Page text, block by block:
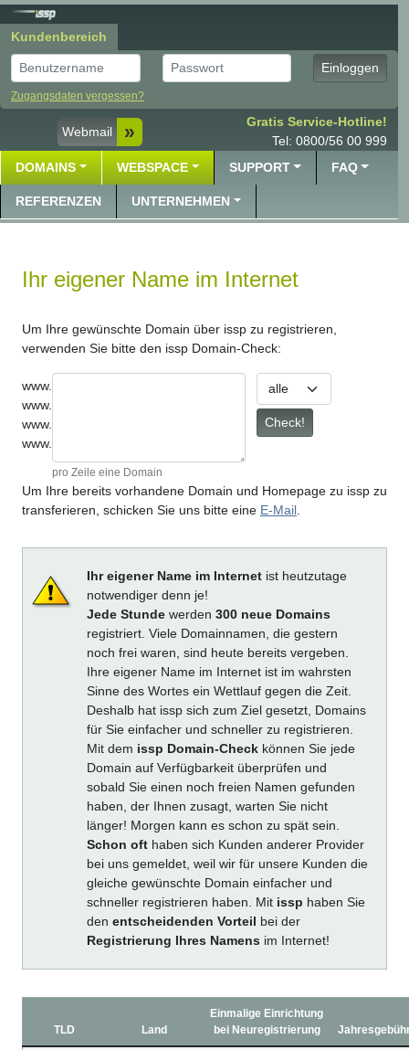
Kundenbereich
Benutzer
Passwort Einloggen
Zugangsdaten vergessen?
Webmail
Gratis Service-Hotline!
Tel: 0800/56 00 999
DOMAINS
WEBSPACE SUPPORT FAQ
REFERENZEN UNTERNEHMEN
Ihr eigener Name im Internet
Um Ihre gewünschte Domain über issp zu registrieren,
verwenden Sie bitte den issp Domain-Check:
www.
www.
www.
www.
pro Zeile eine Domain
Top Level Domain
Check!
Um Ihre bereits vorhandene Domain und Homepage zu issp zu
transferieren, schicken Sie uns bitte eine E-Mail
Ihr eigener Name im Internet ist heutzutage
notwendiger denn je!
Jede Stunde werden 300 neue Domains
registriert. Viele Domainnamen, die gestern
noch frei waren, sind heute bereits vergeben.
Ihre eigener Name im Internet ist im wahrsten
Sinne des Wortes ein Wettlauf gegen die Zeit.
Deshalb hat issp sich zum Ziel gesetzt, Domains
für Sie einfacher und schneller zu registrieren.
Mit dem issp Domain-Check können Sie jede
Domain auf Verfügbarkeit überprüfen und
sobald Sie einen noch freien Namen gefunden
haben, der Ihnen zusagt, warten Sie nicht
länger! Morgen kann es schon zu spät sein.
Schon oft haben sich Kunden anderer Provider
bei uns gemeldet, weil wir für unsere Kunden die
gleiche gewünschte Domain einfacher und
schneller registrieren haben. Mit issp haben Sie
den entscheidenden Vorteil bei der
Registrierung Ihres Namens im Internet!
TLD Land
Einmalige Einrichtung
bei Neuregistrierung